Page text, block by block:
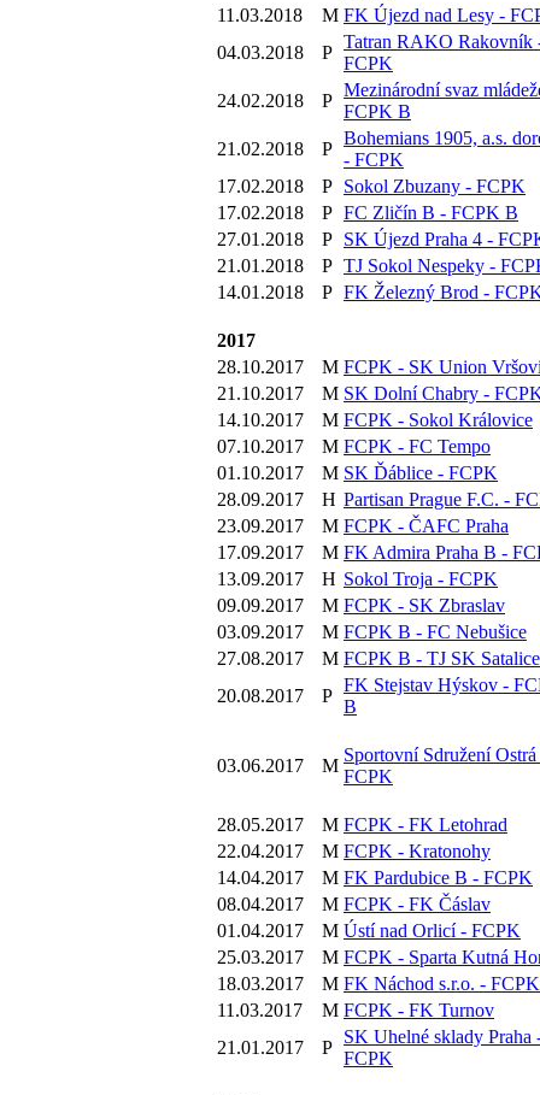
11.03.2018
M FK Újezd nad Lesy -
04.03.2018
P
Tatran RAKO Rakovník
FCPK
24.02.2018
P
Mezinárodní svaz
FCPK B
21.02.2018
P
Bohemians 1905, a.s.
- FCPK
17.02.2018
P Sokol Zbuzany - FCPK
17.02.2018
P FC Zličín B - FCPK B
27.01.2018
P SK Újezd Praha 4 -
21.01.2018
P TJ Sokol Nespeky -
14.01.2018
P FK Železný Brod -
2017
28.10.2017
M FCPK - SK Union
21.10.2017
M SK Dolní Chabry -
14.10.2017
M FCPK - Sokol Královice
07.10.2017
M FCPK - FC Tempo
01.10.2017
M SK Ďáblice - FCPK
28.09.2017
H Partisan Prague F.C. -
23.09.2017
M FCPK - ČAFC Praha
17.09.2017
M FK Admira Praha B -
13.09.2017
H Sokol Troja - FCPK
09.09.2017
M FCPK - SK Zbraslav
03.09.2017
M FCPK B - FC Nebušice
27.08.2017
M FCPK B - TJ SK Satalice
20.08.2017
P
FK Stejstav Hýskov -
B
03.06.2017 M
Sportovní Sdružení Ostrá
FCPK
28.05.2017 M FCPK - FK Letohrad
22.04.2017
M FCPK - Kratonohy
14.04.2017
M FK Pardubice B - FCPK
08.04.2017
M FCPK - FK Čáslav
01.04.2017
M Ústí nad Orlicí - FCPK
25.03.2017
M FCPK - Sparta Kutná
18.03.2017
M FK Náchod s.r.o. - FCPK
11.03.2017
M FCPK - FK Turnov
21.01.2017
P
SK Uhelné sklady Praha
FCPK